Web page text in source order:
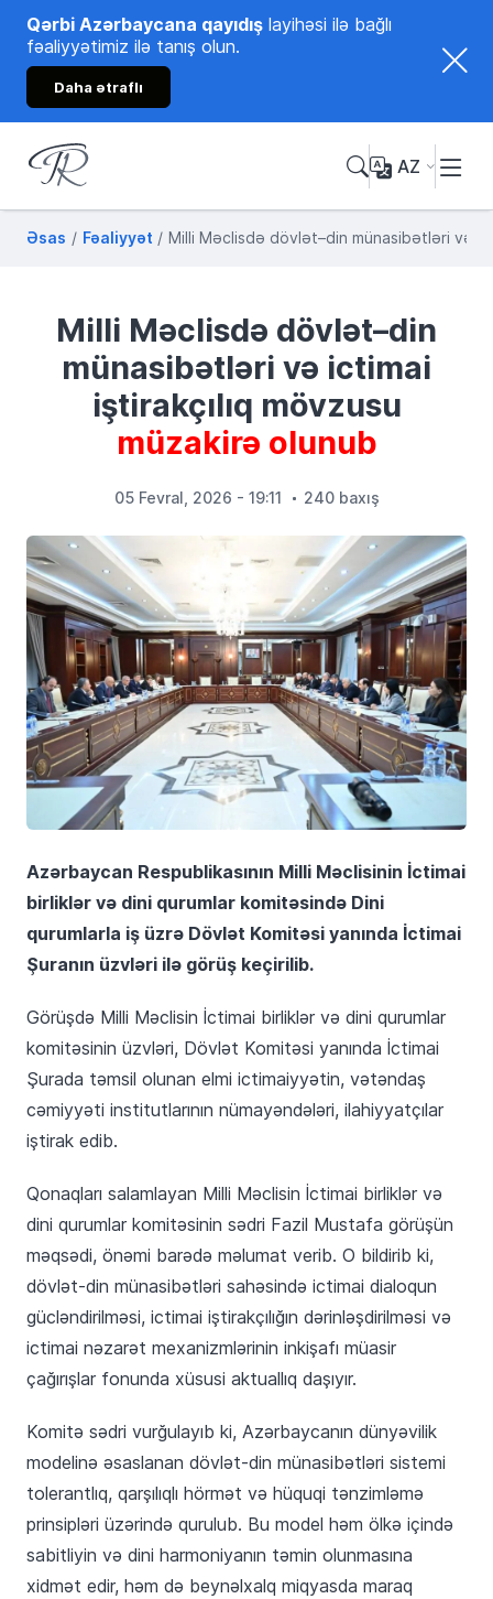
Qərbi Azərbaycana qayıdış layihəsi ilə bağlı
fəaliyyətimiz ilə tanış olun.
Daha ətraflı
Tənzilə Rüstəmxanlı
AZ
Əsas Fəaliyyət Milli Məclisdə dövlət–din münasibətləri və
Milli Məclisdə dövlət–din
münasibətləri və ictimai
iştirakçılıq mövzusu
müzakirə olunub
05 Fevral, 2026 - 19:11 240 baxış
Azərbaycan Respublikasının Milli Məclisinin İctimai
birliklər və dini qurumlar komitəsində Dini
qurumlarla iş üzrə Dövlət Komitəsi yanında İctimai
Şuranın üzvləri ilə görüş keçirilib.
Görüşdə Milli Məclisin İctimai birliklər və dini qurumlar
komitəsinin üzvləri, Dövlət Komitəsi yanında İctimai
Şurada təmsil olunan elmi ictimaiyyətin, vətəndaş
cəmiyyəti institutlarının nümayəndələri, ilahiyyatçılar
iştirak edib.
Qonaqları salamlayan Milli Məclisin İctimai birliklər və
dini qurumlar komitəsinin sədri Fazil Mustafa görüşün
məqsədi, önəmi barədə məlumat verib. O bildirib ki,
dövlət-din münasibətləri sahəsində ictimai dialoqun
gücləndirilməsi, ictimai iştirakçılığın dərinləşdirilməsi və
ictimai nəzarət mexanizmlərinin inkişafı müasir
çağırışlar fonunda xüsusi aktuallıq daşıyır.
Komitə sədri vurğulayıb ki, Azərbaycanın dünyəvilik
modelinə əsaslanan dövlət-din münasibətləri sistemi
tolerantlıq, qarşılıqlı hörmət və hüquqi tənzimləmə
prinsipləri üzərində qurulub. Bu model həm ölkə içində
sabitliyin və dini harmoniyanın təmin olunmasına
xidmət edir, həm də beynəlxalq miqyasda maraq